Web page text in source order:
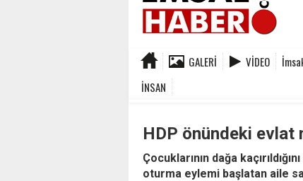
GALERI VIDEO
İNSAN
HDP önündeki evlat
Çocuklarının dağa
oturma eylemi başlatan aile